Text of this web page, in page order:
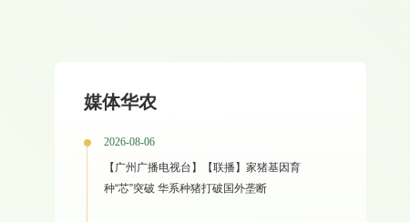
媒体华农
2026-08-06
【广州广播电视台】【联播】家猪基因育
种“芯”突破 华系种猪打破国外垄断